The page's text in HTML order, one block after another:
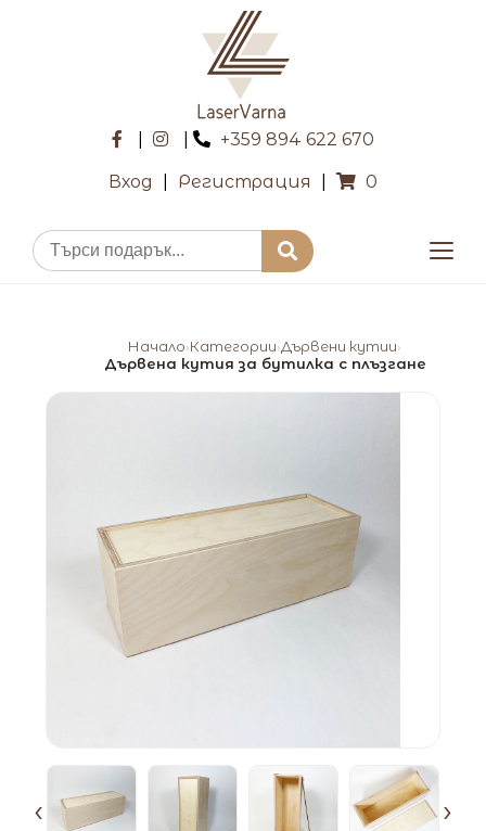
+359 894 622 670
Вход Регистрация 0
Начало›Категории›Дървени кутии›
Дървена кутия за бутилка с плъзгане
‹ ›